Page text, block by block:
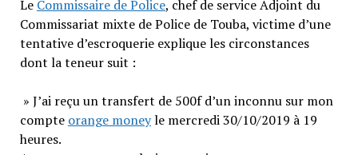
Le Commissaire de Police, chef de service Adjoint du
Commissariat mixte de Police de Touba, victime d’une
tentative d’escroquerie explique les circonstances
dont la teneur suit :
» J’ai reçu un transfert de 500f d’un inconnu sur mon
compte orange moneyle mercredi 30/10/2019 à 19
heures.